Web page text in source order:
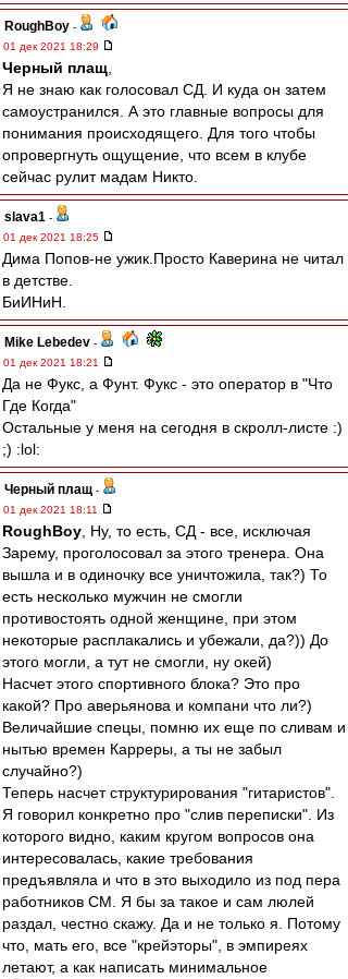
RoughBoy -
01 дек 2021 18:29
Черный плащ
Я не знаю как голосовал СД. И куда он затем
самоустранился. А это главные вопросы для
понимания происходящего. Для того чтобы
опровергнуть ощущение, что всем в клубе
сейчас рулит мадам Никто.
slava1 -
01 дек 2021 18:25
Дима Попов-не ужик.Просто Каверина не читал
в детстве.
БиИНиН.
Mike Lebedev -
01 дек 2021 18:21
Да не Фукс, а Фунт. Фукс - это оператор в "Что
Где Когда"
Остальные у меня на сегодня в скролл-листе :)
;) :lol:
Черный плащ -
01 дек 2021 18:11
RoughBoy , Ну, то есть, СД - все, исключая
Зарему, проголосовал за этого тренера. Она
вышла и в одиночку все уничтожила, так?) То
есть несколько мужчин не смогли
противостоять одной женщине, при этом
некоторые расплакались и убежали, да?)) До
этого могли, а тут не смогли, ну окей)
Насчет этого спортивного блока? Это про
какой? Про аверьянова и компани что ли?)
Величайшие спецы, помню их еще по сливам и
нытью времен Карреры, а ты не забыл
случайно?)
Теперь насчет структурирования "гитаристов".
Я говорил конкретно про "слив переписки". Из
которого видно, каким кругом вопросов она
интересовалась, какие требования
предъявляла и что в это выходило из под пера
работников СМ. Я бы за такое и сам люлей
раздал, честно скажу. Да и не только я. Потому
что, мать его, все "крейэторы", в эмпиреях
летают, а как написать минимальное